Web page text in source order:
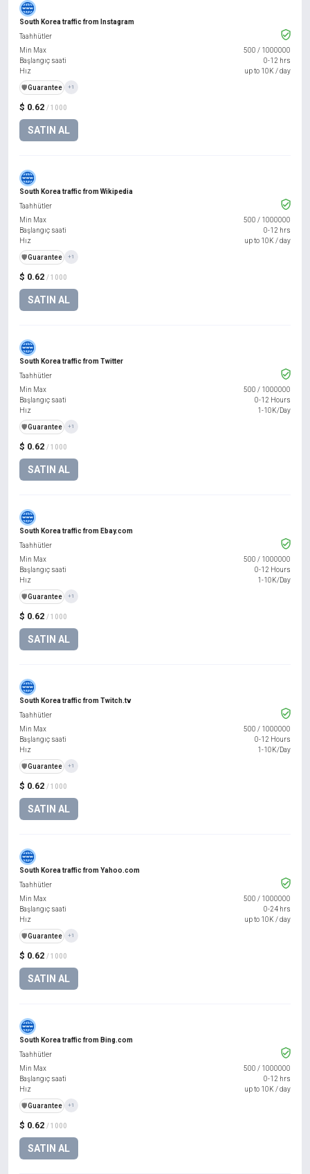
South Korea traffic from Instagram
$ 0.62 / 1000
SATIN AL
Taahhütler
Min Max
500 / 1000000
Başlangıç saati
0-12 hrs
Hız
up to 10K / day
️🛡️Guarantee +1
South Korea traffic from Wikipedia
$ 0.62 / 1000
SATIN AL
Taahhütler
Min Max
500 / 1000000
Başlangıç saati
0-12 hrs
Hız
up to 10K / day
️🛡️Guarantee +1
South Korea traffic from Twitter
$ 0.62 / 1000
SATIN AL
Taahhütler
Min Max
500 / 1000000
Başlangıç saati
0-12 Hours
Hız
1-10K/Day
️🛡️Guarantee +1
South Korea traffic from Ebay.com
$ 0.62 / 1000
SATIN AL
Taahhütler
Min Max
500 / 1000000
Başlangıç saati
0-12 Hours
Hız
1-10K/Day
️🛡️Guarantee +1
South Korea traffic from Twitch.tv
$ 0.62 / 1000
SATIN AL
Taahhütler
Min Max
500 / 1000000
Başlangıç saati
0-12 Hours
Hız
1-10K/Day
️🛡️Guarantee +1
South Korea traffic from Yahoo.com
$ 0.62 / 1000
SATIN AL
Taahhütler
Min Max
500 / 1000000
Başlangıç saati
0-24 hrs
Hız
up to 10K / day
️🛡️Guarantee +1
South Korea traffic from Bing.com
$ 0.62 / 1000
SATIN AL
Taahhütler
Min Max
500 / 1000000
Başlangıç saati
0-12 hrs
Hız
up to 10K / day
️🛡️Guarantee +1